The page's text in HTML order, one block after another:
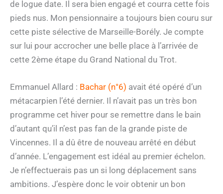
de logue date. Il sera bien engagé et courra cette fois
pieds nus. Mon pensionnaire a toujours bien couru sur
cette piste sélective de Marseille-Borély. Je compte
sur lui pour accrocher une belle place à l’arrivée de
cette 2ème étape du Grand National du Trot.
Emmanuel Allard : Bachar (n°6) avait été opéré d’un
métacarpien l’été dernier. Il n’avait pas un très bon
programme cet hiver pour se remettre dans le bain
d’autant qu’il n’est pas fan de la grande piste de
Vincennes. Il a dû être de nouveau arrêté en début
d’année. L’engagement est idéal au premier échelon.
Je n’effectuerais pas un si long déplacement sans
ambitions. J’espère donc le voir obtenir un bon